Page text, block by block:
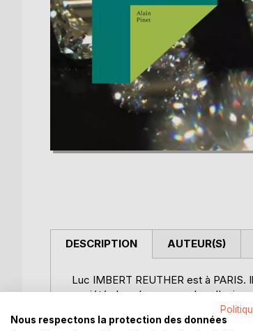
DESCRIPTION
Luc IMBERT REUTHER est à PARIS.
sociétés les plus en vue dans
Il organise sa team manager, et
cette nouvelle administration sont
AUTEUR(S)
Nous respectons la protection des données